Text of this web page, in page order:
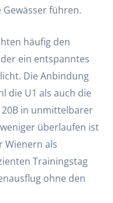
führen.
häufig den
ein entspanntes
Die Anbindung
die U1 als auch die
20B in unmittelbarer
überlaufen ist
Wienern als
Trainingstag
ohne den